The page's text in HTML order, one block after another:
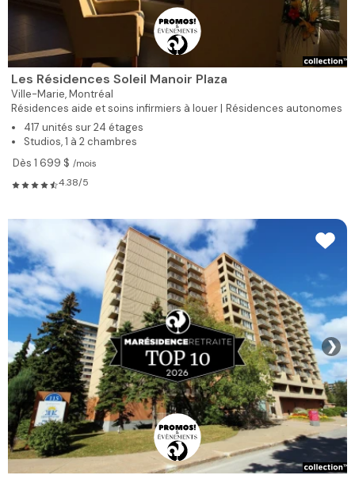
Les Résidences Soleil Manoir Plaza
Ville-Marie,Montréal
Résidences aide et soins infirmiers à louer | Résidences autonomes
417 unités sur 24 étages
Studios, 1 à 2 chambres
Dès 1 699 $ /mois
4.38/5
❯